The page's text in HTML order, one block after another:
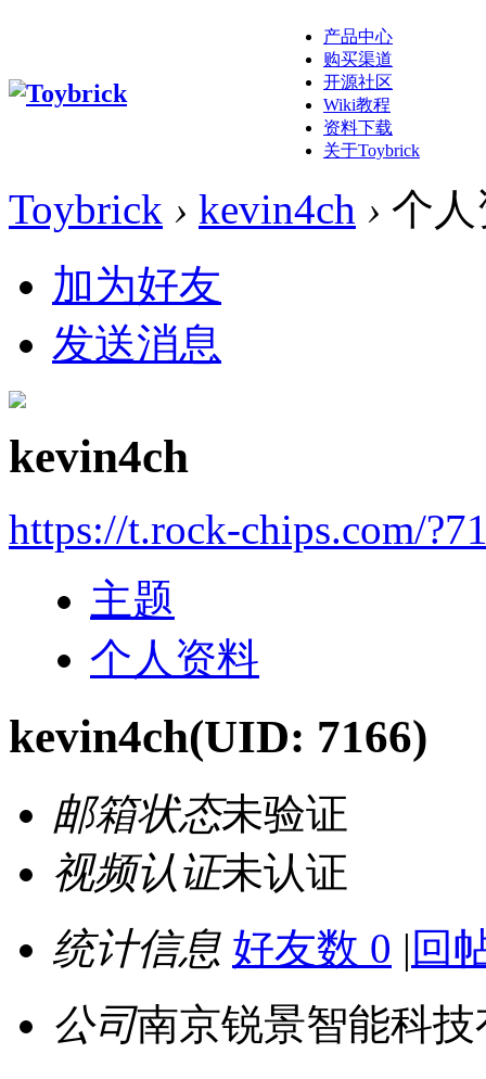
产品中心
购买渠道
开源社区
Wiki教程
资料下载
关于Toybrick
Toybrick › kevin4ch › 个
加为好友
发送消息
kevin4ch
https://t.rock-chips.com/
主题
个人资料
kevin4ch(UID: 7166)
邮箱状态未验证
视频认证未认证
统计信息 好友数 0 | 回
公司南京锐景智能科